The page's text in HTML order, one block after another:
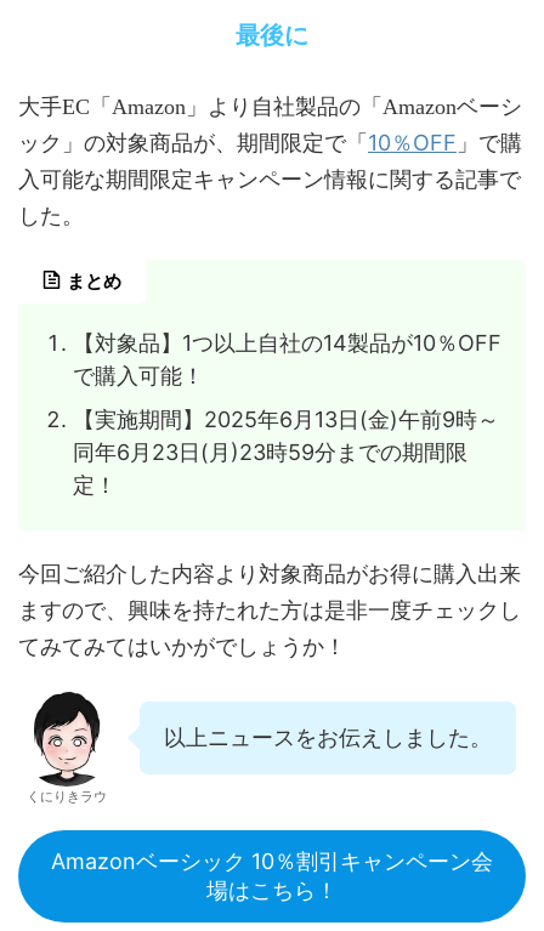
最後に
大手EC「Amazon」より自社製品の「Amazonベーシ
ック」の対象商品が、期間限定で「 10％OFF 」で購
入可能な期間限定キャンペーン情報に関する記事で
した。
まとめ
【対象品】1つ以上自社の14製品が10％OFF
で購入可能！
【実施期間】2025年6月13日(金)午前9時～
同年6月23日(月)23時59分までの期間限
定！
今回ご紹介した内容より対象商品がお得に購入出来
ますので、興味を持たれた方は是非一度チェックし
てみてみてはいかがでしょうか！
くにりきラウ
以上ニュースをお伝えしました。
Amazonベーシック 10％割引キャンペーン会
場はこちら！